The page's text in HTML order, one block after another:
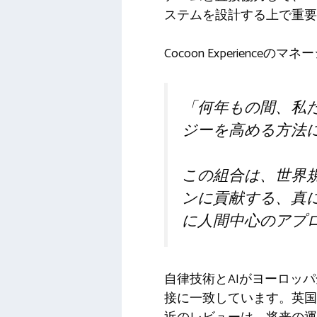
ステムを設計する上で重
Cocoon Experienceのマネ
「何年もの間、
ジーを高める方法
この組合は、世界
ンに貢献する、真
に人間中心のアプ
自律技術とAIがヨーロッ
接に一致しています。英